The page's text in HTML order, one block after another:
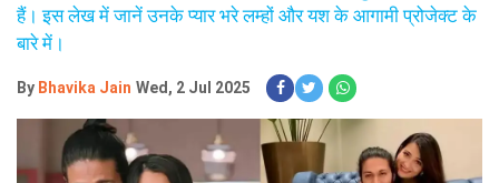
हैं। इस लेख में जानें उनके प्यार भरे लम्हों और यश के आगामी प्रोजेक्ट के
बारे में।
By Bhavika Jain Wed, 2 Jul 2025